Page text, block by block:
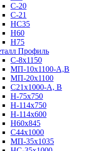
C-20
C-21
НС35
Н60
H75
Профиль
С-8х1150
МП-10x1100-А,В
МП-20х1100
С21х1000-А, В
H-75х750
Н-114х750
Н-114х600
Н60х845
С44х1000
МП-35х1035